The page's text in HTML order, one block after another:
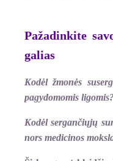
Pažadinkite
galias
Kodėl žmonės
pagydomomis
Kodėl sergančiųjų
nors medicinos